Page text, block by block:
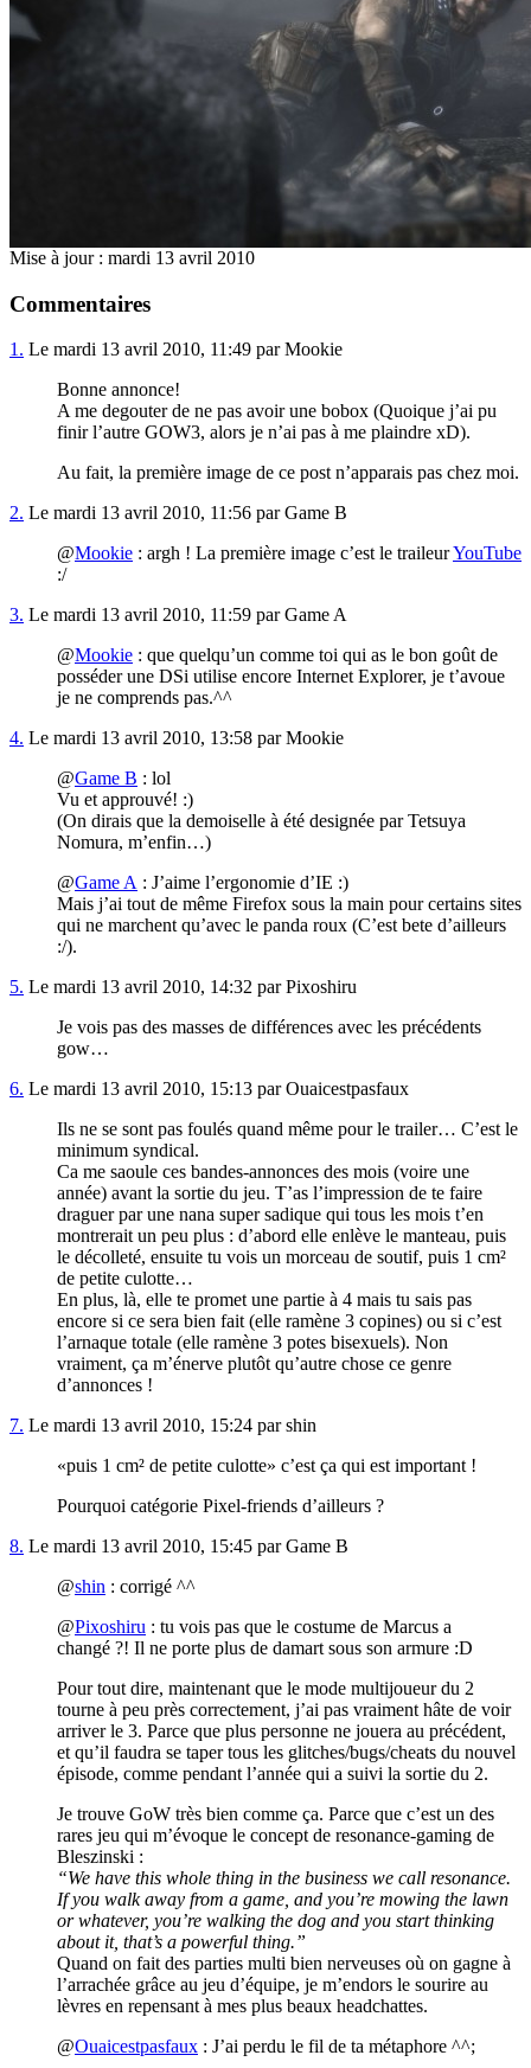
Mise à jour : mardi 13 avril 2010
Commentaires
1. Le mardi 13 avril 2010, 11:49 par Mookie
Bonne annonce!
A me degouter de ne pas avoir une bobox (Quoique j’ai pu
finir l’autre GOW3, alors je n’ai pas à me plaindre xD).
Au fait, la première image de ce post n’apparais pas chez moi.
2. Le mardi 13 avril 2010, 11:56 par Game B
@Mookie : argh ! La première image c’est le traileurYouTube
:/
3. Le mardi 13 avril 2010, 11:59 par Game A
@Mookie : que quelqu’un comme toi qui as le bon goût de
posséder une DSi utilise encore Internet Explorer, je t’avoue
je ne comprends pas.^^
4. Le mardi 13 avril 2010, 13:58 par Mookie
@Game B : lol
Vu et approuvé! :)
(On dirais que la demoiselle à été designée par Tetsuya
Nomura, m’enfin…)
@Game A : J’aime l’ergonomie d’IE :)
Mais j’ai tout de même Firefox sous la main pour certains sites
qui ne marchent qu’avec le panda roux (C’est bete d’ailleurs
:/).
5. Le mardi 13 avril 2010, 14:32 par Pixoshiru
Je vois pas des masses de différences avec les précédents
gow…
6. Le mardi 13 avril 2010, 15:13 par Ouaicestpasfaux
Ils ne se sont pas foulés quand même pour le trailer… C’est le
minimum syndical.
Ca me saoule ces bandes-annonces des mois (voire une
année) avant la sortie du jeu. T’as l’impression de te faire
draguer par une nana super sadique qui tous les mois t’en
montrerait un peu plus : d’abord elle enlève le manteau, puis
le décolleté, ensuite tu vois un morceau de soutif, puis 1 cm²
de petite culotte…
En plus, là, elle te promet une partie à 4 mais tu sais pas
encore si ce sera bien fait (elle ramène 3 copines) ou si c’est
l’arnaque totale (elle ramène 3 potes bisexuels). Non
vraiment, ça m’énerve plutôt qu’autre chose ce genre
d’annonces !
7. Le mardi 13 avril 2010, 15:24 par shin
puis 1 cm² de petite culotte
c’est ça qui est important !
Pourquoi catégorie Pixel-friends d’ailleurs ?
8. Le mardi 13 avril 2010, 15:45 par Game B
@shin : corrigé ^^
@Pixoshiru : tu vois pas que le costume de Marcus a
changé ?! Il ne porte plus de damart sous son armure :D
Pour tout dire, maintenant que le mode multijoueur du 2
tourne à peu près correctement, j’ai pas vraiment hâte de voir
arriver le 3. Parce que plus personne ne jouera au précédent,
et qu’il faudra se taper tous les glitches/bugs/cheats du nouvel
épisode, comme pendant l’année qui a suivi la sortie du 2.
Je trouve GoW très bien comme ça. Parce que c’est un des
rares jeu qui m’évoque le concept de resonance-gaming de
Bleszinski :
“We have this whole thing in the business we call resonance.
If you walk away from a game, and you’re mowing the lawn
or whatever, you’re walking the dog and you start thinking
about it, that’s a powerful thing.”
Quand on fait des parties multi bien nerveuses où on gagne à
l’arrachée grâce au jeu d’équipe, je m’endors le sourire au
lèvres en repensant à mes plus beaux headchattes.
@Ouaicestpasfaux : J’ai perdu le fil de ta métaphore ^^;